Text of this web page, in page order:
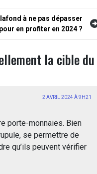
à ne pas dépasser
pour en profiter en 2024 ?
la cible du
2 AVRIL 2024 À 9H21
porte-monnaies. Bien
se permettre de
qu’ils peuvent vérifier